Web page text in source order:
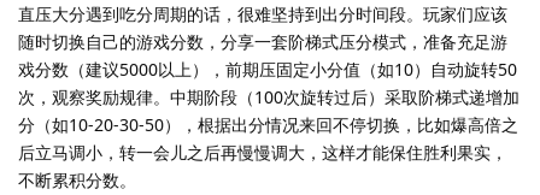
直压大分遇到吃分周期的话，很难坚持到出分时间段。玩家们应该
随时切换自己的游戏分数，分享一套阶梯式压分模式，准备充足游
戏分数（建议5000以上），前期压固定小分值（如10）自动旋转50
次，观察奖励规律。中期阶段（100次旋转过后）采取阶梯式递增加
分（如10-20-30-50），根据出分情况来回不停切换，比如爆高倍之
后立马调小，转一会儿之后再慢慢调大，这样才能保住胜利果实，
不断累积分数。